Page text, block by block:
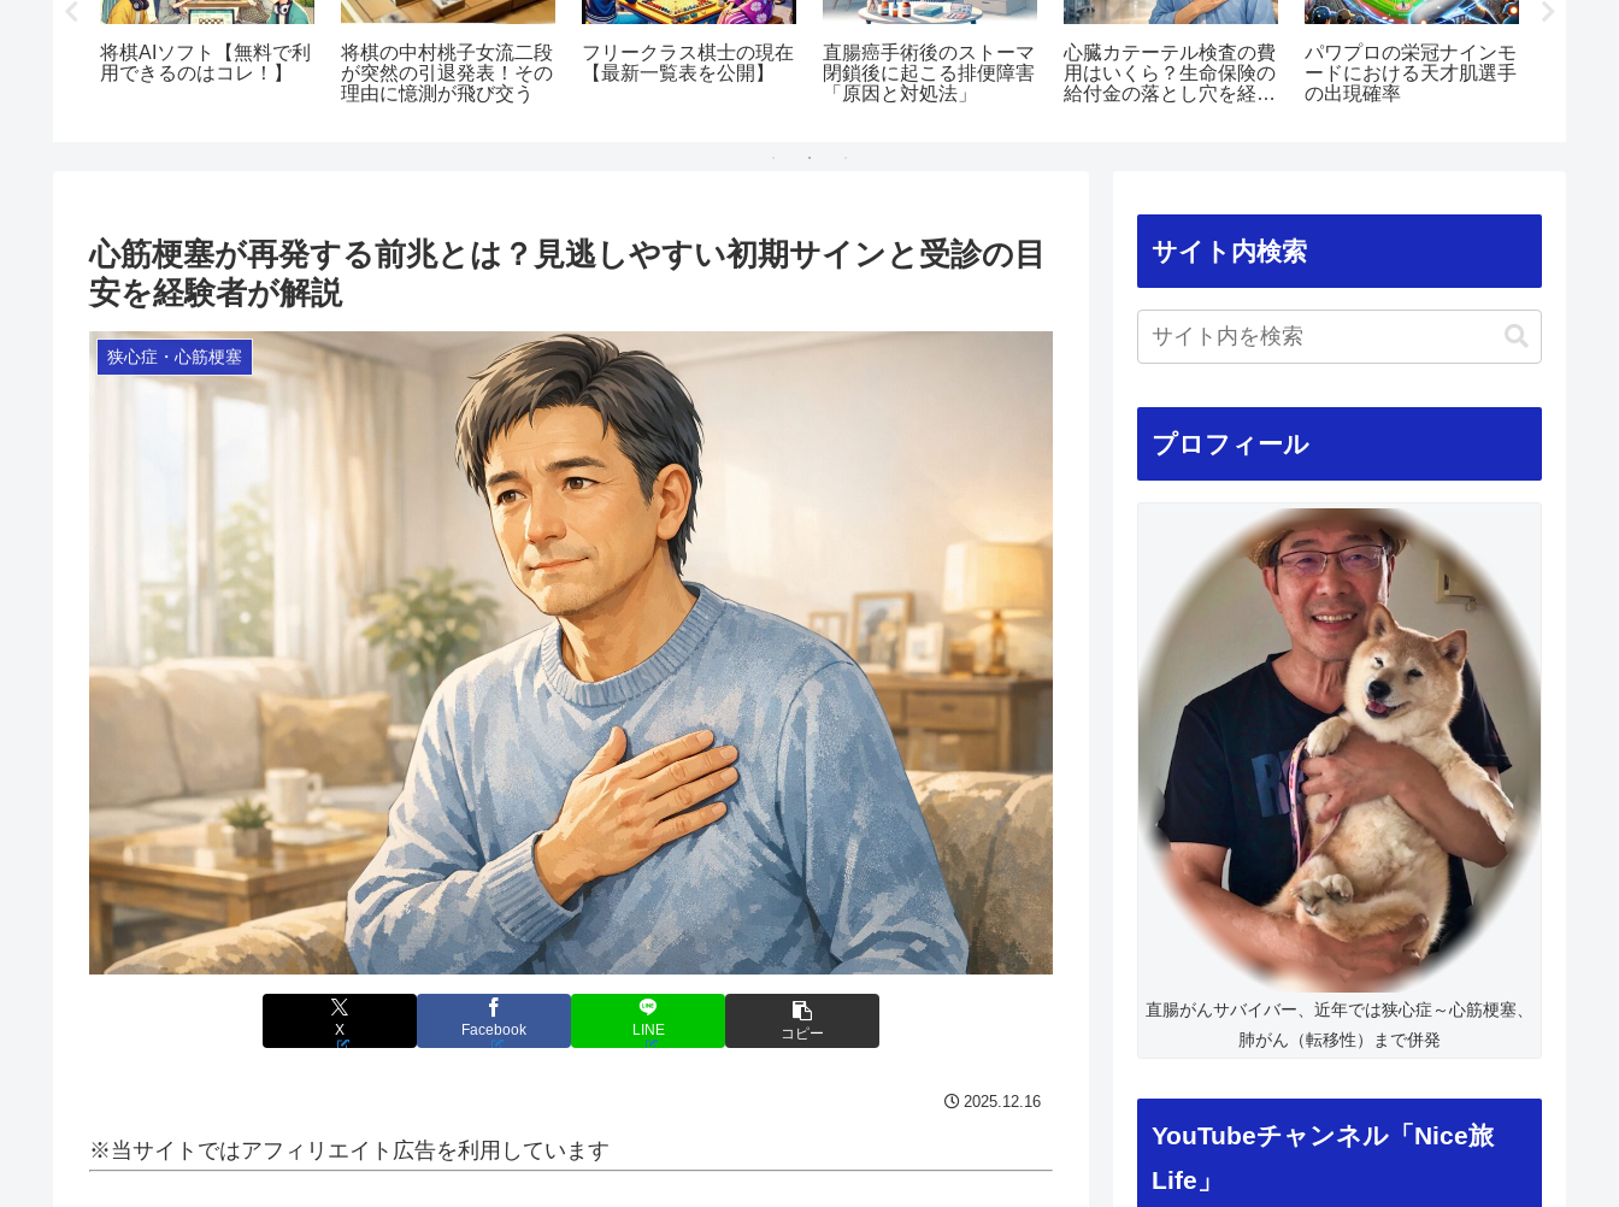
将棋AIソフト【無料で利
用できるのはコレ！】
将棋の中村桃子女流二段
が突然の引退発表！その
理由に憶測が飛び交う
フリークラス棋士の現在
【最新一覧表を公開】
直腸癌手術後のストーマ
閉鎖後に起こる排便障害
「原因と対処法」
心臓カテーテル検査の費
用はいくら？生命保険の
給付金の落とし穴を経験
パワプロの栄冠ナインモ
ードにおける天才肌選手
の出現確率
心筋梗塞が再発する前兆とは？見逃しやすい初期サインと受診の目
安を経験者が解説
狭心症・心筋梗塞
X Facebook LINE コピー
2025.12.16
※当サイトではアフィリエイト広告を利用しています
サイト内検索
プロフィール
直腸がんサバイバー、近年では狭心症～心筋梗塞、
肺がん（転移性）まで併発
YouTubeチャンネル「Nice旅
Life」